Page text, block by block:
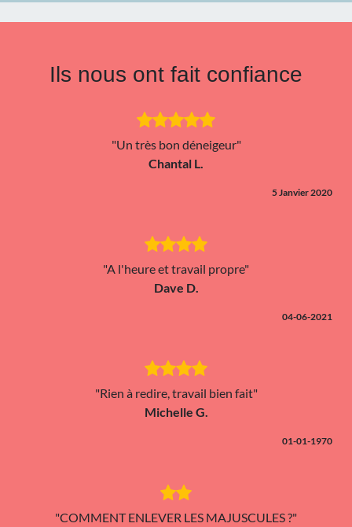
Ils nous ont fait confiance
"Un très bon déneigeur"
Chantal L.
5 Janvier 2020
"A l'heure et travail propre"
Dave D.
04-06-2021
"Rien à redire, travail bien fait"
Michelle G.
01-01-1970
"COMMENT ENLEVER LES MAJUSCULES ?"